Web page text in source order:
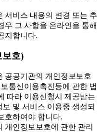
비스 내용의 변경 또는 추
우 그 사항을 온라인을 통해
지합니다.
보호)
공기관의 개인정보보호
통신이용촉진등에 관한 법
따라 이용신청시 제공받는
및 서비스 이용중 생성되
호하여야 합니다.
인정보보호에 관한 관리